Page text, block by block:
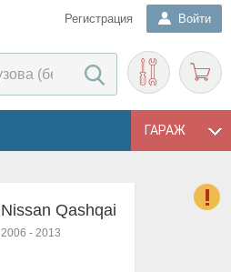
Регистрация Войти
ГАРАЖ
Nissan Qashqai
2006 - 2013